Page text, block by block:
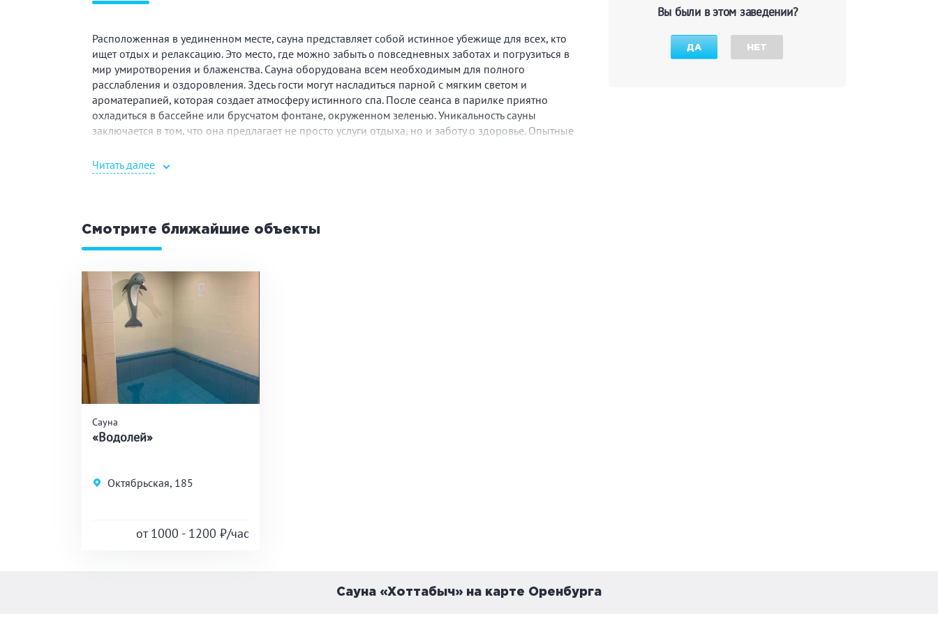
Расположенная в уединенном месте, сауна представляет собой истинное убежище для всех, кто
ищет отдых и релаксацию. Это место, где можно забыть о повседневных заботах и погрузиться в
мир умиротворения и блаженства. Сауна оборудована всем необходимым для полного
расслабления и оздоровления. Здесь гости могут насладиться парной с мягким светом и
ароматерапией, которая создает атмосферу истинного спа. После сеанса в парилке приятно
охладиться в бассейне или брусчатом фонтане, окруженном зеленью. Уникальность сауны
заключается в том, что она предлагает не просто услуги отдыха, но и заботу о здоровье. Опытные
ощутить настоящее оздоровление и омоложение. Это место приветствует всех, кто ценит
качественный отдых и заботу о себе. Сауна станет идеальным выбором для проведения выходных,
Читать далее
Вы были в этом заведении?
ДА НЕТ
Смотрите ближайшие объекты
Сауна
«Водолей»
Октябрьская, 185
от 1000 - 1200 ₽/час
Сауна «Хоттабыч» на карте Оренбурга